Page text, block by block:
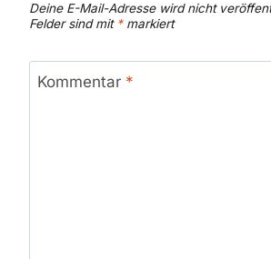
Deine E-Mail-Adresse wird nicht
Felder sind mit *markiert
Kommentar *